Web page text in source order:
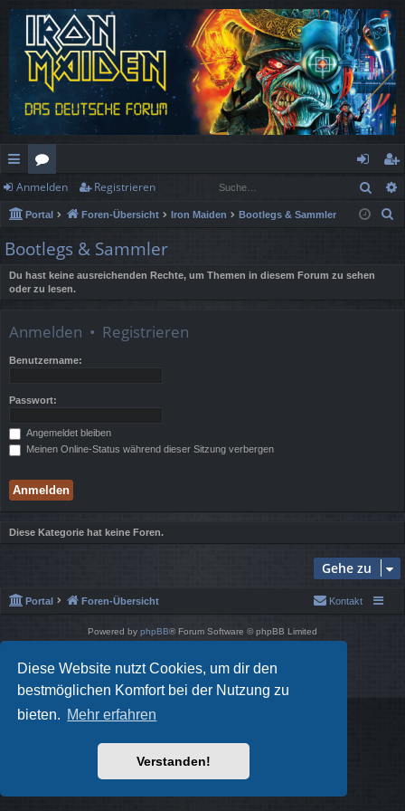
Diese Website nutzt Cookies, um dir den
bestmöglichen Komfort bei der Nutzung zu
bieten. Mehr erfahren
Verstanden!
ch
ne
llz
ug
f
or
en
n
m
de
eg
ist
Anmelden Registrieren
Portal Foren-Übersicht Iron Maiden Bootlegs & Sammler
Bootlegs & Sammler
Du hast keine ausreichenden Rechte, um Themen in diesem Forum zu sehen
oder zu lesen.
Anmelden • Registrieren
Benutzername:
Passwort:
Angemeldet bleiben
Meinen Online-Status während dieser Sitzung verbergen
Diese Kategorie hat keine Foren.
Gehe zu
Portal Foren-Übersicht Kontakt
Powered by phpBB® Forum Software © phpBB Limited
Deutsche Übersetzung durchphpBB.de